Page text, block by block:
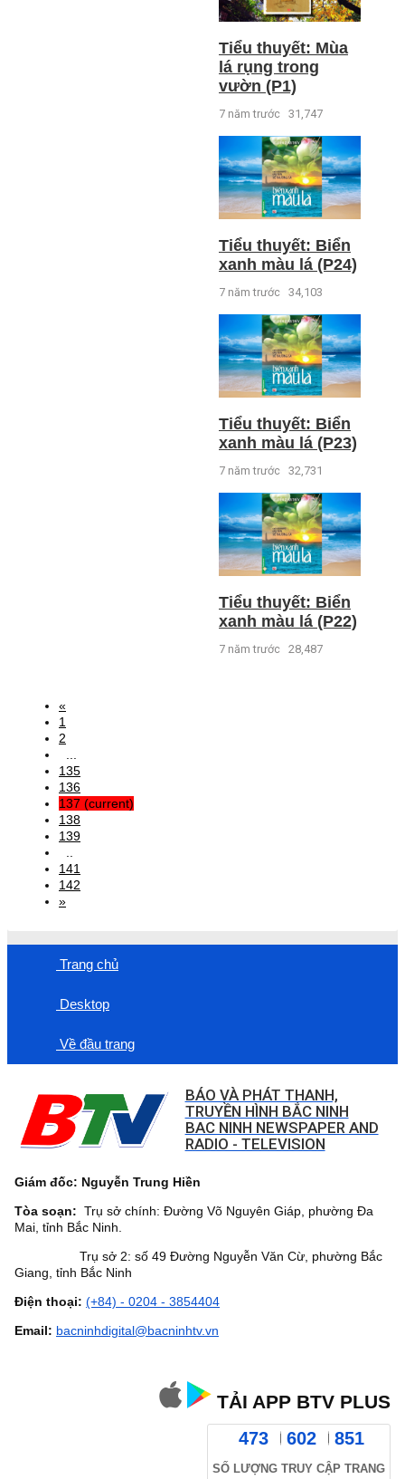
Tiểu thuyết: Mùa
lá rụng trong
vườn (P1)
7 năm trước 31,747
Tiểu thuyết: Biển
xanh màu lá (P24)
7 năm trước 34,103
Tiểu thuyết: Biển
xanh màu lá (P23)
7 năm trước 32,731
Tiểu thuyết: Biển
xanh màu lá (P22)
7 năm trước 28,487
«
1
2
135
136
137 (current)
138
139
141
142
»
Trang chủ
Desktop
Về đầu trang
BÁO VÀ PHÁT THANH,
TRUYỀN HÌNH BẮC NINH
BAC NINH NEWSPAPER AND
RADIO - TELEVISION
Giám đốc: Nguyễn Trung Hiền
Tòa soạn: Trụ sở chính: Đường Võ Nguyên Giáp, phường Đa
Mai, tỉnh Bắc Ninh.
Trụ sở 2: số 49 Đường Nguyễn Văn Cừ, phường Bắc
Giang, tỉnh Bắc Ninh
Điện thoại: (+84) - 0204 - 3854404
Email: bacninhdigital@bacninhtv.vn
TẢI APP BTV PLUS
473 602 851
SỐ LƯỢNG TRUY CẬP TRANG